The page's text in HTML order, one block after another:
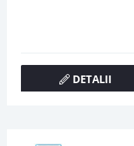
DETALII